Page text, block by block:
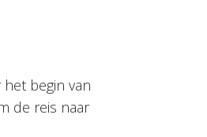
begin van
de reis naar